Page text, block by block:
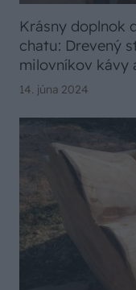
Krásny doplnok
chatu: Drevený
milovníkov kávy
14. júna 2024